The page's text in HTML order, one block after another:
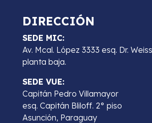
DIRECCIÓN
SEDE MIC:
Av. Mcal. López 3333 esq. Dr.
planta baja.
SEDE VUE:
Capitán Pedro Villamayor
esq. Capitán Bliloff. 2° piso
Asunción, Paraguay